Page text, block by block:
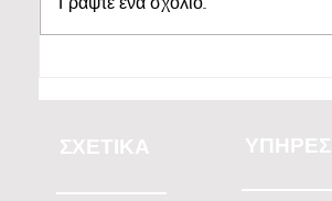
Βαβυλουσάκη στην Ανώτερη
Διαχείριση Κινδύνου Κλάδου
Μεταφορών
ΣΧΕΤΙΚΑ